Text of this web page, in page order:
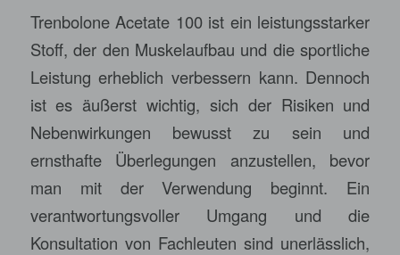
Trenbolone Acetate 100 ist ein leistungsstarker
Stoff, der den Muskelaufbau und die sportliche
Leistung erheblich verbessern kann. Dennoch
ist es äußerst wichtig, sich der Risiken und
Nebenwirkungen bewusst zu sein und
ernsthafte Überlegungen anzustellen, bevor
man mit der Verwendung beginnt. Ein
verantwortungsvoller Umgang und die
Konsultation von Fachleuten sind unerlässlich,